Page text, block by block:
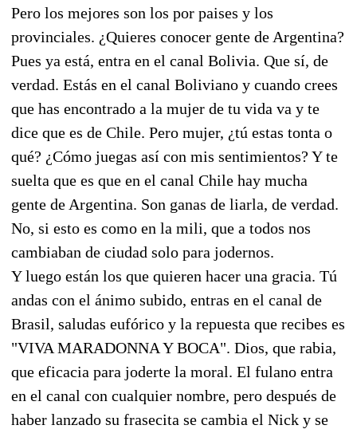
Pero los mejores son los por paises y los
provinciales. ¿Quieres conocer gente de Argentina?
Pues ya está, entra en el canal Bolivia. Que sí, de
verdad. Estás en el canal Boliviano y cuando crees
que has encontrado a la mujer de tu vida va y te
dice que es de Chile. Pero mujer, ¿tú estas tonta o
qué? ¿Cómo juegas así con mis sentimientos? Y te
suelta que es que en el canal Chile hay mucha
gente de Argentina. Son ganas de liarla, de verdad.
No, si esto es como en la mili, que a todos nos
cambiaban de ciudad solo para jodernos.
Y luego están los que quieren hacer una gracia. Tú
andas con el ánimo subido, entras en el canal de
Brasil, saludas eufórico y la repuesta que recibes es
"VIVA MARADONNA Y BOCA". Dios, que rabia,
que eficacia para joderte la moral. El fulano entra
en el canal con cualquier nombre, pero después de
haber lanzado su frasecita se cambia el Nick y se